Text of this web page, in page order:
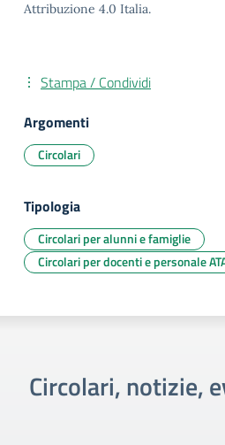
Attribuzione 4.0 Italia.
Stampa / Condividi
Argomenti
Circolari
Tipologia
Circolari per alunni e famiglie
Circolari per docenti e personale
Circolari, notizie,